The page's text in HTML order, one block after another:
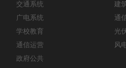
交通系统
广电系统
学校教育
通信运营
政府公共
建
通
光
风